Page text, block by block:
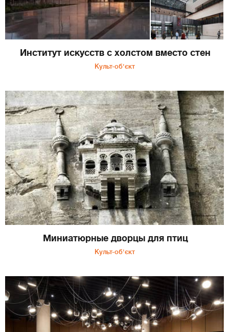
Институт искусств с холстом вместо стен
Культ-об'єкт
Миниатюрные дворцы для птиц
Культ-об'єкт